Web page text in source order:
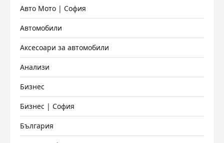
Авто Мото | София
Автомобили
Аксесоари за автомобили
Анализи
Бизнес
Бизнес | София
България